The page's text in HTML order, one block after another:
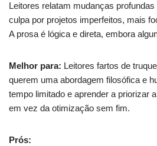
Leitores relatam mudanças
culpa por projetos imperfeitos, mais
A prosa é lógica e direta, embora
Melhor para: Leitores fartos de
querem uma abordagem filosófica e
tempo limitado e aprender a priorizar
em vez da otimização sem fim.
Prós: